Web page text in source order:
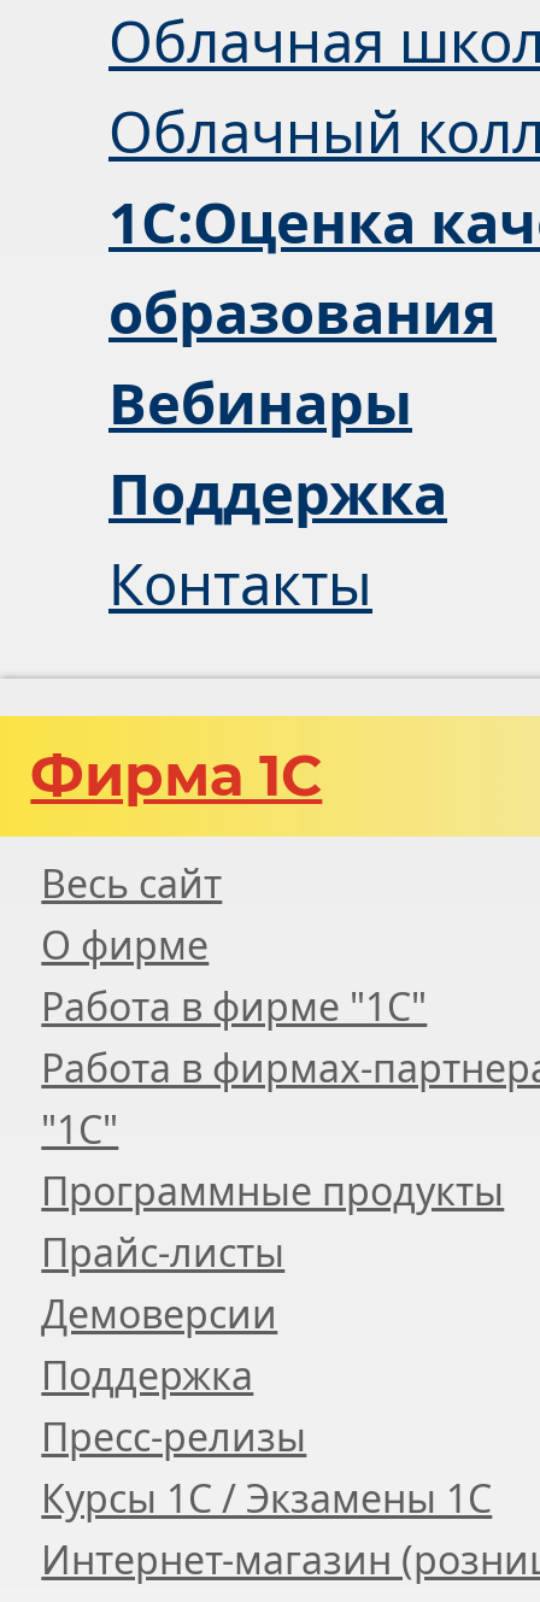
Облачная
Облачный
1С:Оценка
образования
Вебинары
Поддержка
Контакты
Фирма 1С
Весь сайт
О фирме
Работа в фирме "1С"
Работа в фирмах-
"1С"
Программные продукты
Прайс-листы
Демоверсии
Поддержка
Пресс-релизы
Курсы 1С / Экзамены 1С
Интернет-магазин